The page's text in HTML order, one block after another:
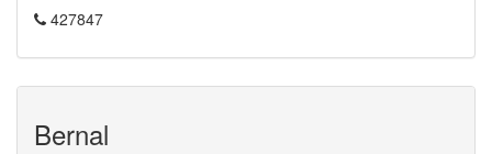
427847
Bernal